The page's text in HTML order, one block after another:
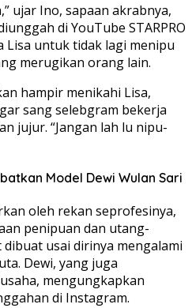
ujar Ino, sapaan akrabnya,
di YouTube STARPRO
Lisa untuk tidak lagi menipu
merugikan orang lain.
hampir menikahi Lisa,
sang selebgram bekerja
jujur. “Jangan lah lu nipu-
Model Dewi Wulan Sari
oleh rekan seprofesinya,
penipuan dan utang-
usai dirinya mengalami
Dewi, yang juga
mengungkapkan
di Instagram.